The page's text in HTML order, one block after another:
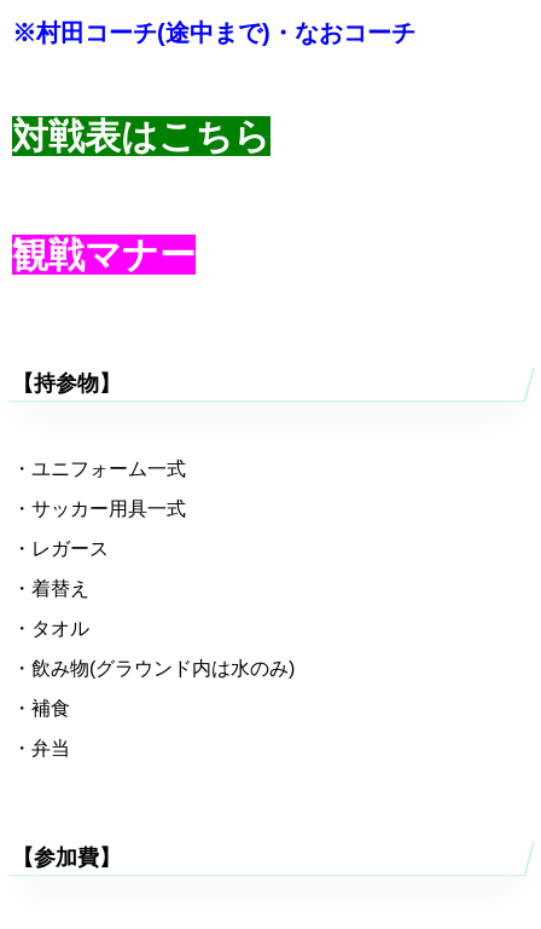
※村田コーチ(途中まで)・なおコーチ
対戦表はこちら
観戦マナー
【持参物】
・ユニフォーム一式
・サッカー用具一式
・レガース
・着替え
・タオル
・飲み物(グラウンド内は水のみ)
・補食
・弁当
【参加費】